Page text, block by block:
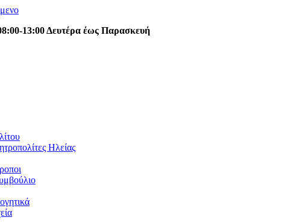
13:00 Δευτέρα έως Παρασκευή
Ηλείας